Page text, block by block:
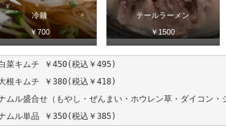
冷麺
￥700
テールラーメン
￥1500
菜キムチ ￥450(税込￥495)
根キムチ ￥380(税込￥418)
ムル盛合せ（もやし・ぜんまい・ホウレン草・ダイコン
ムル単品 ￥350(税込￥385)